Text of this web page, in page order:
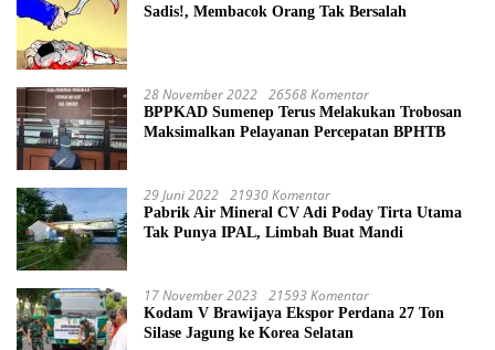
Sadis!, Membacok Orang Tak Bersalah
28 November 2022 26568 Komentar
BPPKAD Sumenep Terus Melakukan Trobosan
Maksimalkan Pelayanan Percepatan BPHTB
29 Juni 2022 21930 Komentar
Pabrik Air Mineral CV Adi Poday Tirta Utama
Tak Punya IPAL, Limbah Buat Mandi
17 November 2023 21593 Komentar
Kodam V Brawijaya Ekspor Perdana 27 Ton
Silase Jagung ke Korea Selatan